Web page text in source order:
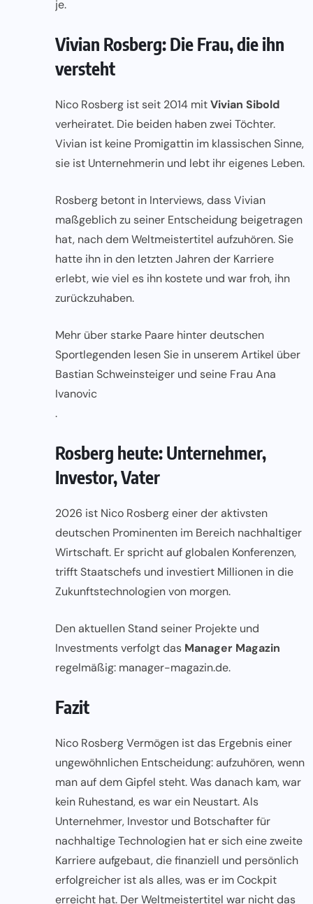
je.
Vivian Rosberg: Die Frau, die ihn
versteht
Nico Rosberg ist seit 2014 mitVivian Sibold
verheiratet. Die beiden haben zwei Töchter.
Vivian ist keine Promigattin im klassischen Sinne,
sie ist Unternehmerin und lebt ihr eigenes Leben.
Rosberg betont in Interviews, dass Vivian
maßgeblich zu seiner Entscheidung beigetragen
hat, nach dem Weltmeistertitel aufzuhören. Sie
hatte ihn in den letzten Jahren der Karriere
erlebt, wie viel es ihn kostete und war froh, ihn
zurückzuhaben.
Mehr über starke Paare hinter deutschen
Sportlegenden lesen Sie in unserem Artikel über
Bastian Schweinsteiger und seine Frau Ana
Ivanovic
.
Rosberg heute: Unternehmer,
Investor, Vater
2026 ist Nico Rosberg einer der aktivsten
deutschen Prominenten im Bereich nachhaltiger
Wirtschaft. Er spricht auf globalen Konferenzen,
trifft Staatschefs und investiert Millionen in die
Zukunftstechnologien von morgen.
Den aktuellen Stand seiner Projekte und
Investments verfolgt das Manager Magazin
regelmäßig: manager-magazin.de.
Fazit
Nico Rosberg Vermögen ist das Ergebnis einer
ungewöhnlichen Entscheidung: aufzuhören, wenn
man auf dem Gipfel steht. Was danach kam, war
kein Ruhestand, es war ein Neustart. Als
Unternehmer, Investor und Botschafter für
nachhaltige Technologien hat er sich eine zweite
Karriere aufgebaut, die finanziell und persönlich
erfolgreicher ist als alles, was er im Cockpit
erreicht hat. Der Weltmeistertitel war nicht das